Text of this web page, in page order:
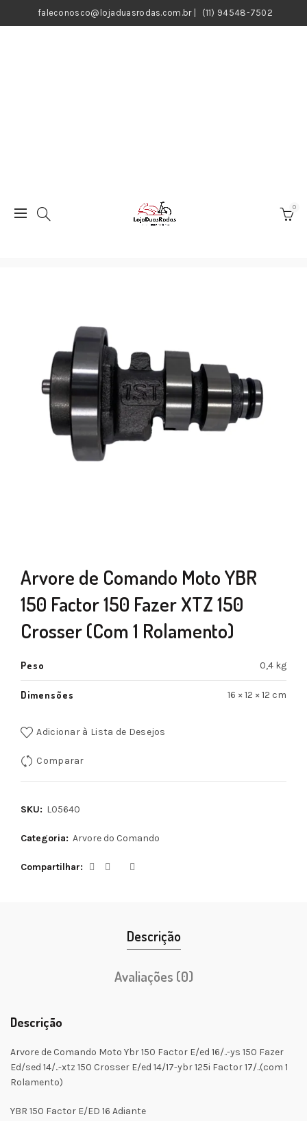
faleconosco@lojaduasrodas.com.br| (11) 94548-7502
0
Arvore de Comando Moto YBR
150 Factor 150 Fazer XTZ 150
Crosser (Com 1 Rolamento)
Peso 0,4 kg
Dimensões 16 × 12 × 12 cm
Adicionar à Lista de Desejos
Comparar
SKU: L05640
Categoria: Arvore do Comando
Compartilhar
Descrição
Avaliações (0)
Descrição
Arvore de Comando Moto Ybr 150 Factor E/ed 16/..-ys 150 Fazer
Ed/sed 14/..-xtz 150 Crosser E/ed 14/17-ybr 125i Factor 17/..(com 1
Rolamento)
YBR 150 Factor E/ED 16 Adiante